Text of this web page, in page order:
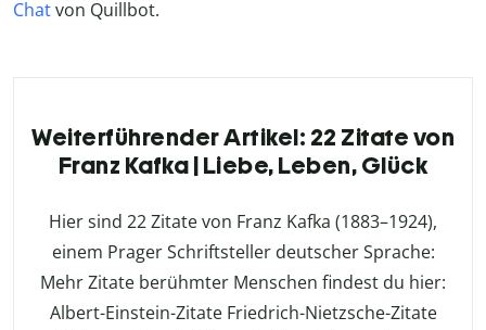
Chatvon Quillbot.
Weiterführender Artikel: 22 Zitate von
Franz Kafka | Liebe, Leben, Glück
Hier sind 22 Zitate von Franz Kafka (1883–1924),
einem Prager Schriftsteller deutscher Sprache:
Mehr Zitate berühmter Menschen findest du hier:
Albert-Einstein-Zitate Friedrich-Nietzsche-Zitate